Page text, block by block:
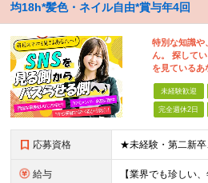
均18h*髪色・ネイル自由*賞与年4回
特別な知識や
ん。 探して
を見ているあ
未経験歓迎
完全週休2日
応募資格
給与